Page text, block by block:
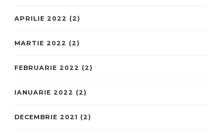
APRILIE 2022 (2)
MARTIE 2022 (2)
FEBRUARIE 2022 (2)
IANUARIE 2022 (2)
DECEMBRIE 2021 (2)